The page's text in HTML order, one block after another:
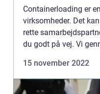
Containerloading er
virksomheder. Det
rette
du godt på vej. Vi
løsning f...
15 november 2022